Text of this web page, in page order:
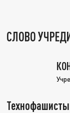
СЛОВО
Технофашисты